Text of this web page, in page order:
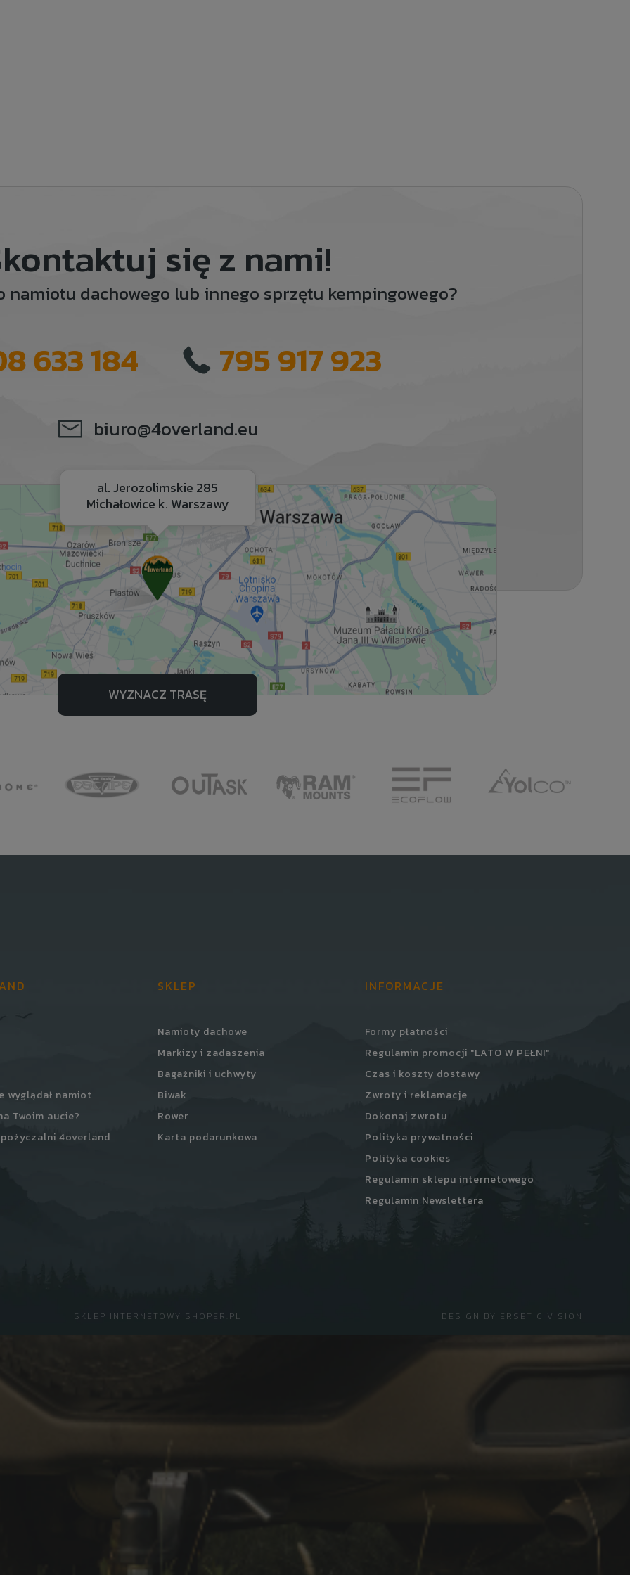
się z nami!
namiotu dachowego lub innego sprzętu kempingowego?
633 184 795 917 923
biuro@4overland.eu
al. Jerozolimskie 285
Michałowice k. Warszawy
WYZNACZ TRASĘ
wyglądał namiot
Twoim aucie?
4overland
SKLEP
Namioty dachowe
Markizy i zadaszenia
Bagażniki i uchwyty
Biwak
Rower
Karta podarunkowa
INFORMACJE
Formy płatności
Regulamin promocji "LATO W PEŁNI"
Czas i koszty dostawy
Zwroty i reklamacje
Dokonaj zwrotu
Polityka prywatności
Polityka cookies
Regulamin sklepu internetowego
Regulamin Newslettera
DESIGN BY ERSETIC VISION
SKLEP INTERNETOWY SHOPER.PL